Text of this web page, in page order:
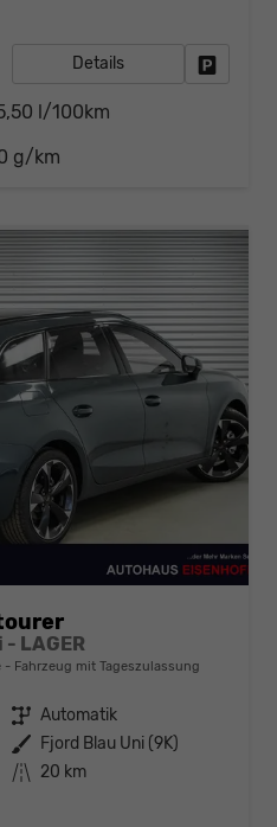
Details
l/100km
g/km
- LAGER
Fahrzeug mit Tageszulassung
Getriebe Automatik
Außenfarbe Fjord Blau Uni (9K)
Kilometerstand 20 km